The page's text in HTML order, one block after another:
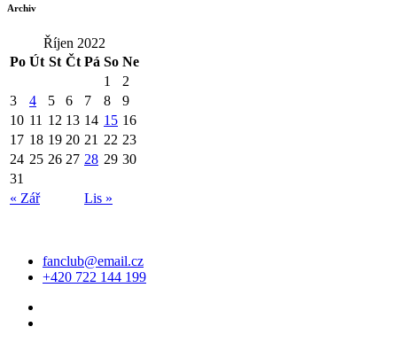
Archiv
Říjen 2022
Po Út St Čt Pá So Ne
« Zář Lis »
1
2
3
4 5 6 7 8
9
10 11 12 13 14 15 16
17 18 19 20 21 22 23
24 25 26 27 28 29 30
31
fanclub@email.cz
+420 722 144 199